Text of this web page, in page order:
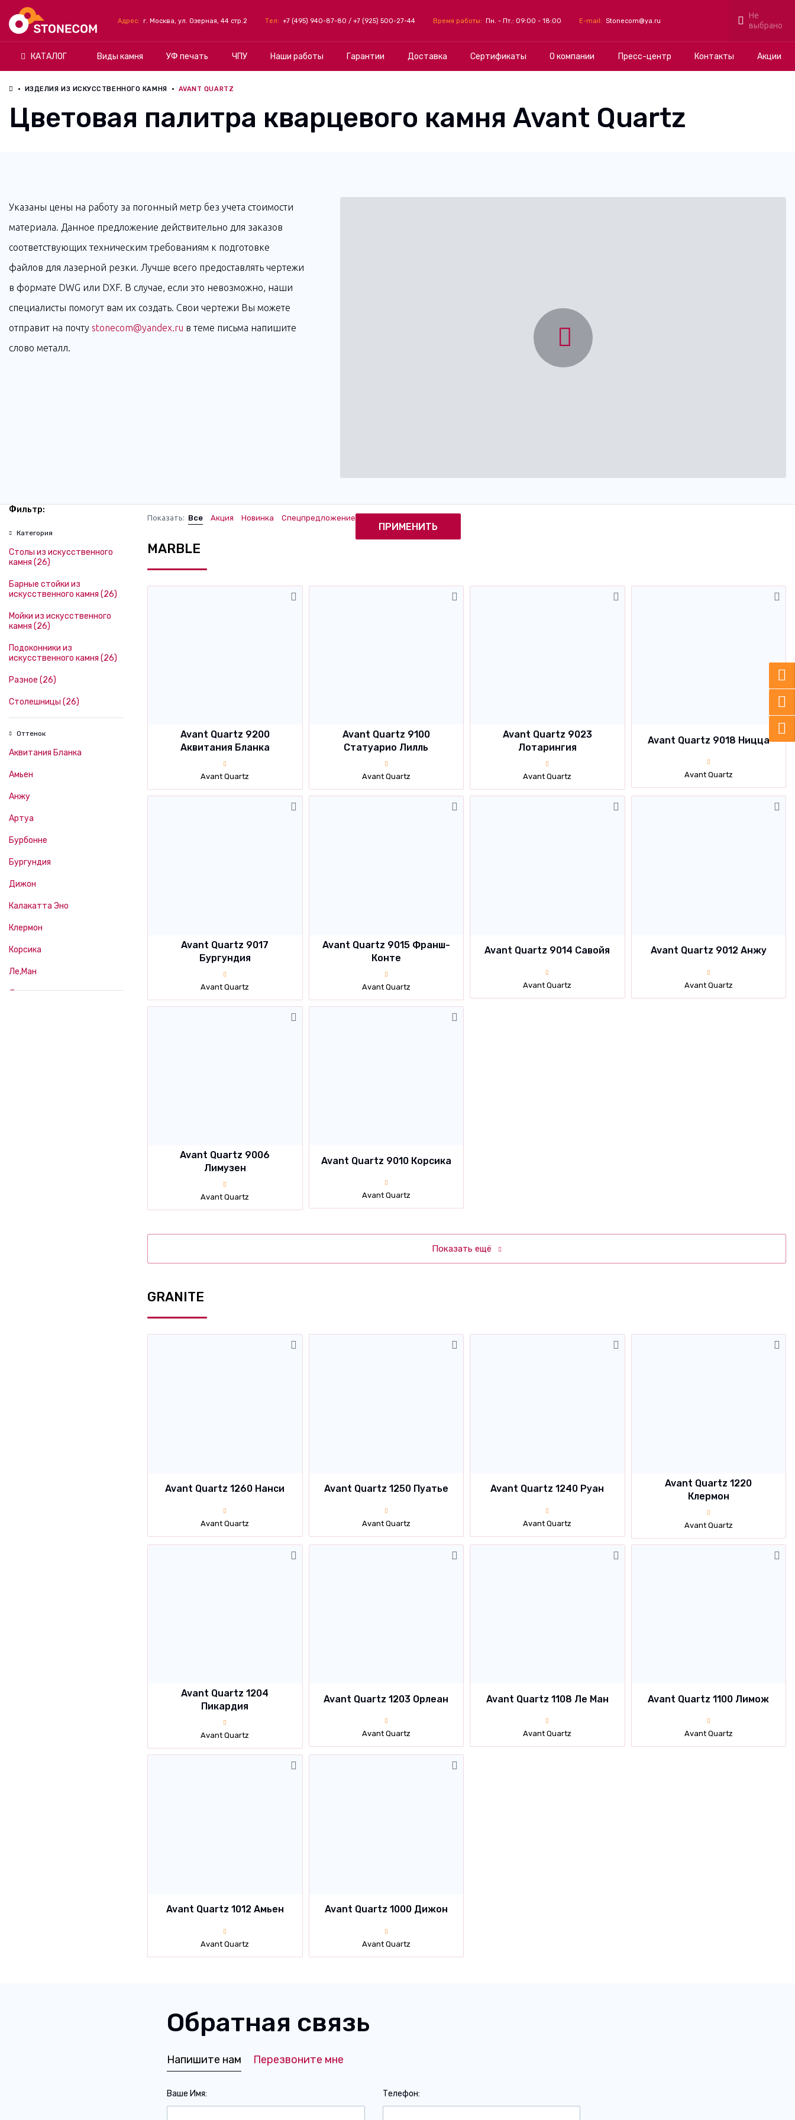
Адрес: г. Москва, ул. Озерная, 44 cтр.2 Тел: +7 (495) 940-87-80 / +7 (925) 500-27-44 Время работы: Пн. - Пт.: 09:00 - 18:00 E-mail: Stonecom@ya.ru
Не
выбрано
КАТАЛОГ Виды камня УФ печать ЧПУ Наши работы Гарантии Доставка Сертификаты О компании Пресс-центр Контакты Акции
камня
Мебель на заказ Кухни Разное
ИЗДЕЛИЯ ИЗ ИСКУССТВЕННОГО КАМНЯ AVANT QUARTZ
Цветовая палитра кварцевого камня Avant Quartz
Указаны цены на работу за погонный метр без учета стоимости
материала. Данное предложение действительно для заказов
соответствующих техническим требованиям к подготовке
файлов для лазерной резки. Лучше всего предоставлять чертежи
в формате DWG или DXF. В случае, если это невозможно, наши
специалисты помогут вам их создать. Свои чертежи Вы можете
отправит на почту stonecom@yandex.ru в теме письма напишите
слово металл.
Фильтр:
Категория
Cтолы из искусственного
камня (26)
Барные стойки из
искусственного камня (26)
Мойки из искусственного
камня (26)
Подоконники из
искусственного камня (26)
Разное (26)
Столешницы (26)
Оттенок
Аквитания Бланка
Амьен
Анжу
Артуа
Бурбонне
Бургундия
Дижон
Калакатта Эно
Клермон
Корсика
Ле,Ман
Лимож
Показать: Все Акция Новинка Спецпредложение
MARBLE
Avant Quartz 9200
Аквитания Бланка
Avant Quartz
Avant Quartz 9100
Статуарио Лилль
Avant Quartz
Avant Quartz 9023
Лотарингия
Avant Quartz
Avant Quartz 9018 Ницца
Avant Quartz
Avant Quartz 9017
Бургундия
Avant Quartz
Avant Quartz 9015 Франш-
Конте
Avant Quartz
Avant Quartz 9014 Савойя
Avant Quartz
Avant Quartz 9012 Анжу
Avant Quartz
Avant Quartz 9006
Лимузен
Avant Quartz
Avant Quartz 9010 Корсика
Avant Quartz
Показать ещё
GRANITE
Avant Quartz 1260 Нанси
Avant Quartz
Avant Quartz 1250 Пуатье
Avant Quartz
Avant Quartz 1240 Руан
Avant Quartz
Avant Quartz 1220
Клермон
Avant Quartz
Avant Quartz 1204
Пикардия
Avant Quartz
Avant Quartz 1203 Орлеан
Avant Quartz
Avant Quartz 1108 Ле Ман
Avant Quartz
Avant Quartz 1100 Лимож
Avant Quartz
Avant Quartz 1012 Амьен
Avant Quartz
Avant Quartz 1000 Дижон
Avant Quartz
Обратная связь
Напишите нам Перезвоните мне
Ваше Имя Телефон